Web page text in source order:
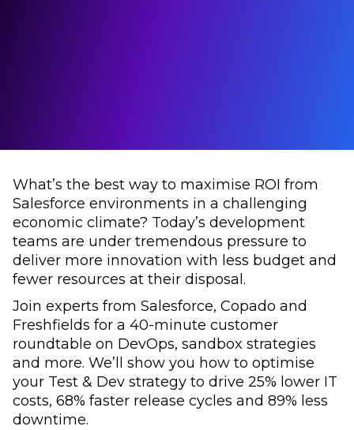
What’s the best way to maximise ROI from
Salesforce environments in a challenging
economic climate? Today’s development
teams are under tremendous pressure to
deliver more innovation with less budget and
fewer resources at their disposal.
Join experts from Salesforce, Copado and
Freshfields for a 40-minute customer
roundtable on DevOps, sandbox strategies
and more. We’ll show you how to optimise
your Test & Dev strategy to drive 25% lower IT
costs, 68% faster release cycles and 89% less
downtime.